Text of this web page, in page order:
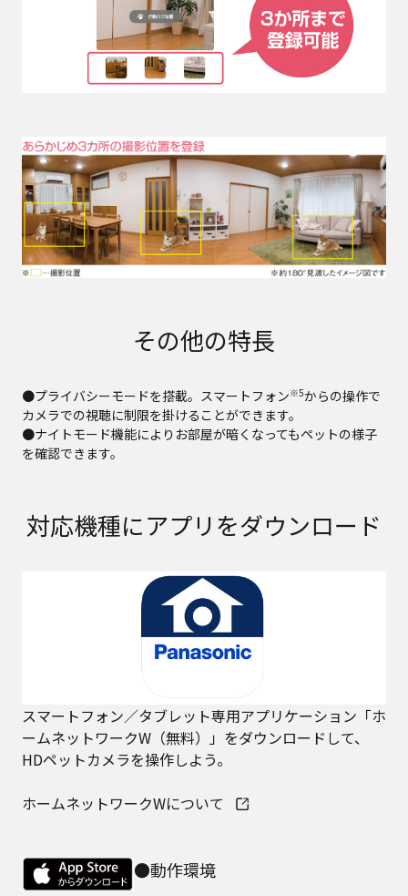
その他の特長
●プライバシーモードを搭載。スマートフォン※5からの操作で
カメラでの視聴に制限を掛けることができます。
●ナイトモード機能によりお部屋が暗くなってもペットの様子
を確認できます。
対応機種にアプリをダウンロード
スマートフォン／タブレット専用アプリケーション「ホ
ームネットワークW（無料）」をダウンロードして、
HDペットカメラを操作しよう。
ホームネットワークWについて
●動作環境